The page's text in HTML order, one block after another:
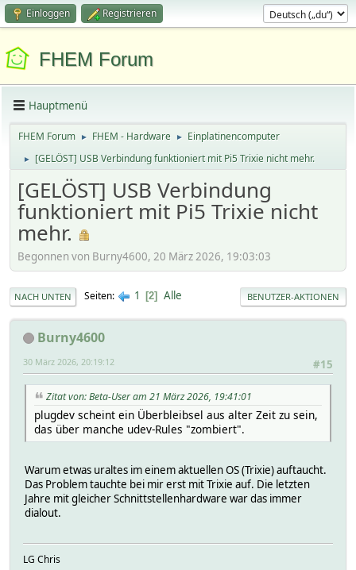
Einloggen Registrieren
FHEM Forum
Hauptmenü
FHEM Forum ► FHEM - Hardware ► Einplatinencomputer
► [GELÖST] USB Verbindung funktioniert mit Pi5 Trixie nicht mehr.
[GELÖST] USB Verbindung
funktioniert mit Pi5 Trixie nicht
mehr.
Begonnen von Burny4600, 20 März 2026, 19:03:03
NACH UNTEN Seiten 1 2 Alle BENUTZER-AKTIONEN
Burny4600
#15
30 März 2026, 20:19:12
Zitat von: Beta-User am 21 März 2026, 19:41:01
plugdev scheint ein Überbleibsel aus alter Zeit zu sein,
das über manche udev-Rules "zombiert".
Warum etwas uraltes im einem aktuellen OS (Trixie) auftaucht.
Das Problem tauchte bei mir erst mit Trixie auf. Die letzten
Jahre mit gleicher Schnittstellenhardware war das immer
dialout.
LG Chris